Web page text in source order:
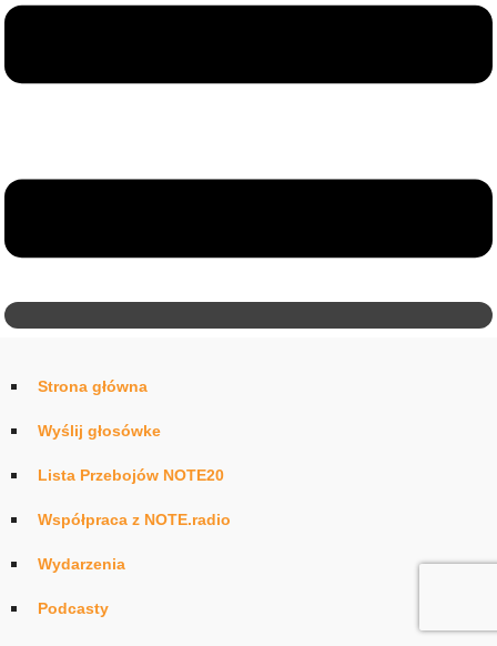
Strona główna
Wyślij głosówke
Lista Przebojów NOTE20
Współpraca z NOTE.radio
Wydarzenia
Podcasty